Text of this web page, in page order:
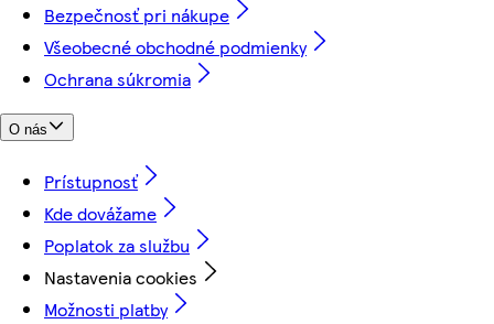
Bezpečnosť pri nákupe
Všeobecné obchodné podmienky
Ochrana súkromia
O nás
Prístupnosť
Kde dovážame
Poplatok za službu
Nastavenia cookies
Možnosti platby